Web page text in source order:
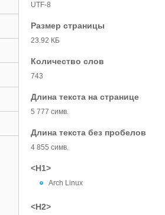
UTF-8
Размер страницы
23.92 КБ
Количество слов
743
Длина текста на странице
5 777 симв.
Длина текста без пробелов
4 855 симв.
<H1>
Arch Linux
<H2>